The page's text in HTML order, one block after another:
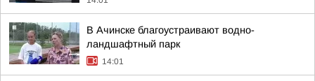
В Ачинске благоустраивают водно-
ландшафтный парк
14:01